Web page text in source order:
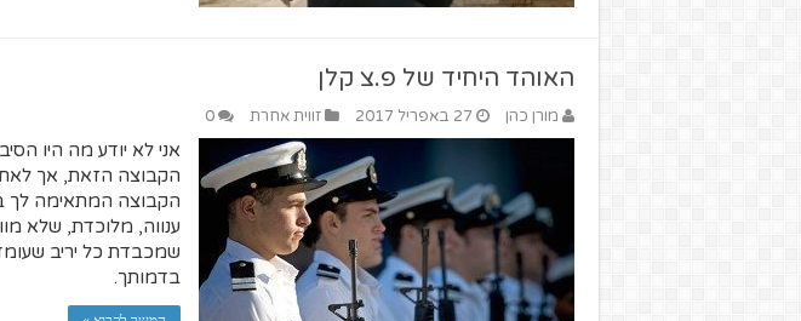
האוהד היחיד של פ.צ קלן
מורן כהן 27 באפריל 2017 זווית אחרת 0
אני לא יודע מה היו
הקבוצה הזאת, אך
הקבוצה המתאימה לך
ענווה, מלוכדת, שלא
שמכבדת כל יריב
בדמותך.